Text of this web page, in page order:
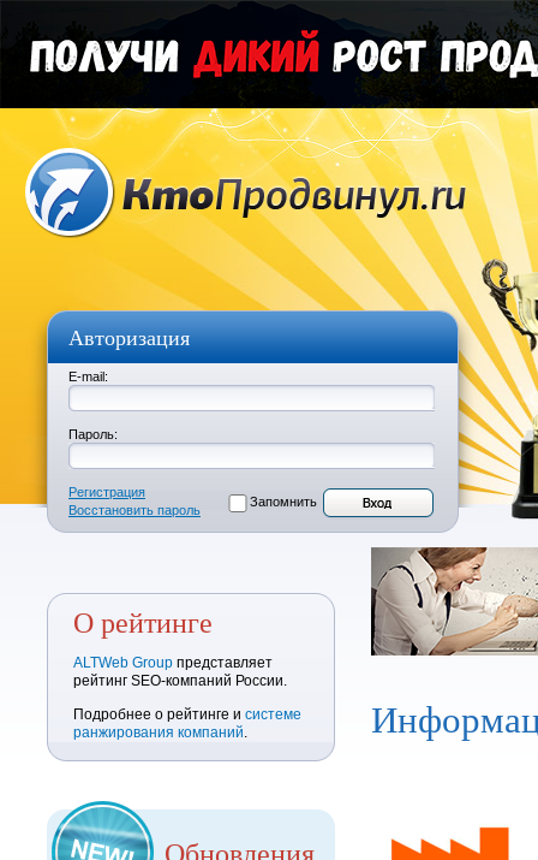
Авторизация
E-mail:
Пароль:
Регистрация
Восстановить пароль
Запомнить
О рейтинге
ALTWeb Group представляет
рейтинг SEO-компаний России.
Подробнее о рейтинге и системе
ранжирования компаний.